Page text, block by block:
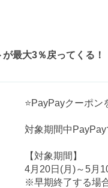
最大3％戻ってくる！
⭐PayPayクーポン
対象期間中
【対象期間】
4月20日(月)～5月
※早期終了する場